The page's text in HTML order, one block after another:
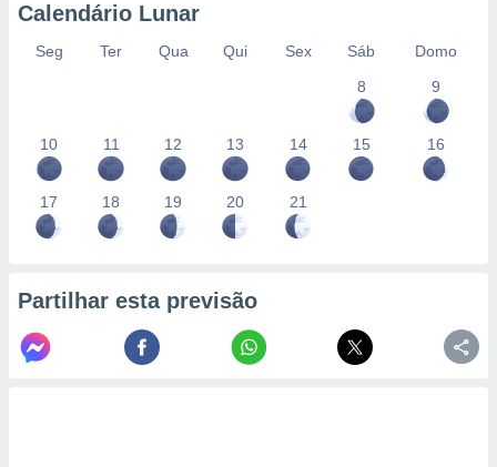
Calendário Lunar
Seg Ter Qua Qui Sex Sáb
Domo
8
9
10 11 12 13 14 15 16
17 18 19 20 21
Partilhar esta previsão